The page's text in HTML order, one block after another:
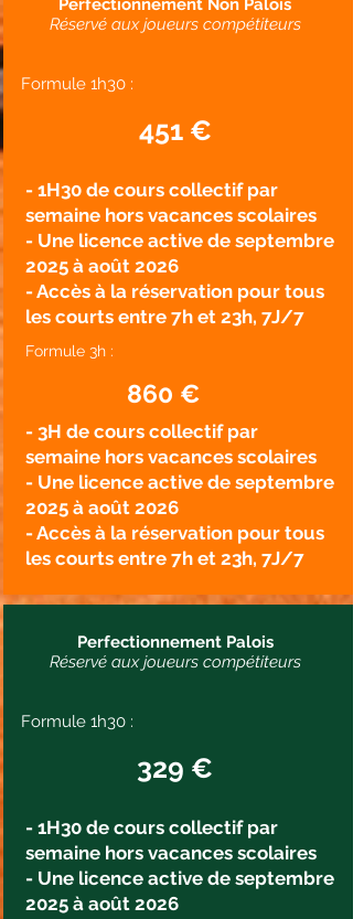
Perfectionnement Non Palois
Réservé aux joueurs compétiteurs
Formule 1h30 :
451 €
- 1H30 de cours collectif par
semaine hors vacances scolaires
- Une licence active de septembre
2025 à août 2026
- Accès à la réservation pour tous
les courts entre 7h et 23h, 7J/7
Formule 3h :
860 €
- 3H de cours collectif par
semaine hors vacances scolaires
- Une licence active de septembre
2025 à août 2026
- Accès à la réservation pour tous
les courts entre 7h et 23h, 7J/7
Perfectionnement Palois
Réservé aux joueurs compétiteurs
Formule 1h30 :
329 €
- 1H30 de cours collectif par
semaine hors vacances scolaires
- Une licence active de septembre
2025 à août 2026